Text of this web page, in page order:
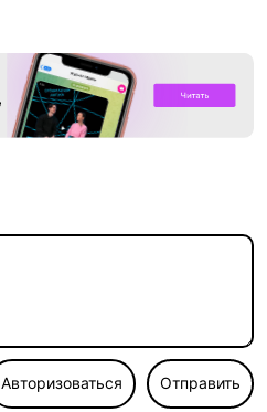
Авторизоваться Отправить